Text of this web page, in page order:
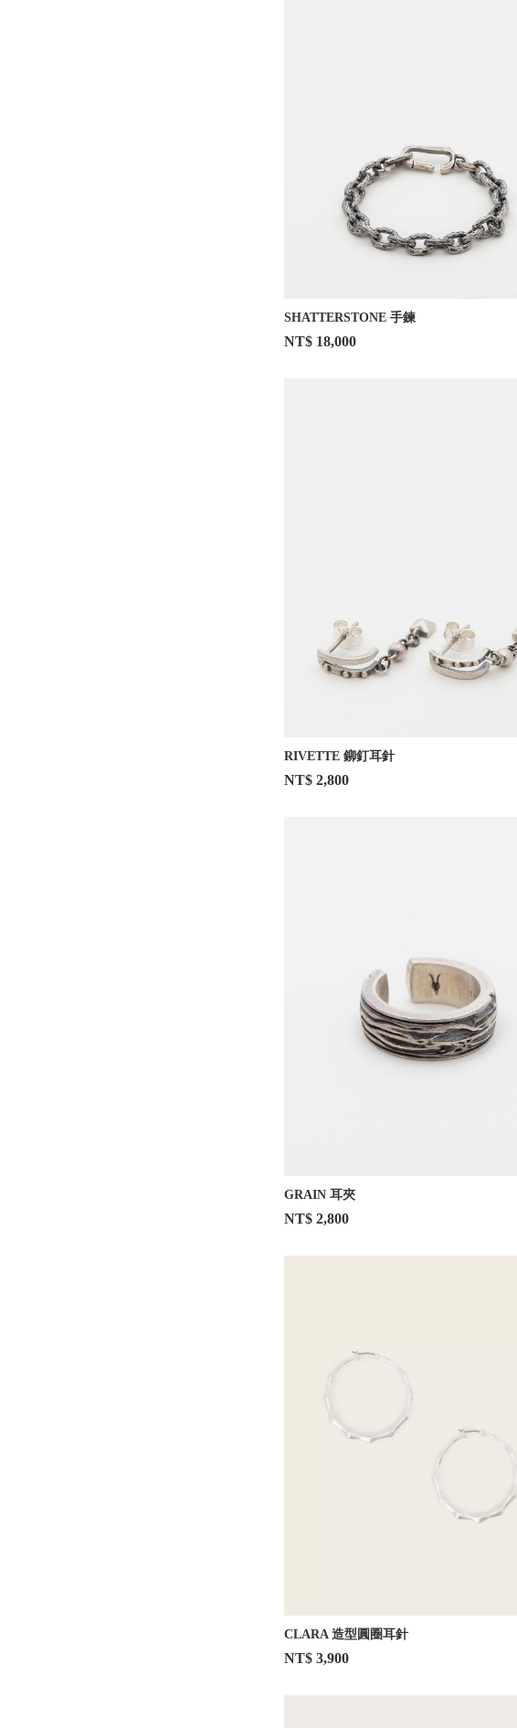
SHATTERSTONE 手鍊
NT$ 18,000
RIVETTE 鉚釘耳針
NT$ 2,800
GRAIN 耳夾
NT$ 2,800
CLARA 造型圓圈耳針
NT$ 3,900